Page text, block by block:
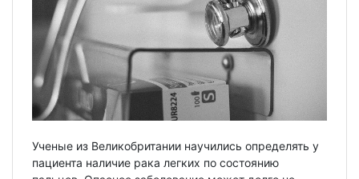
Ученые из Великобритании научились определять у
пациента наличие рака легких по состоянию